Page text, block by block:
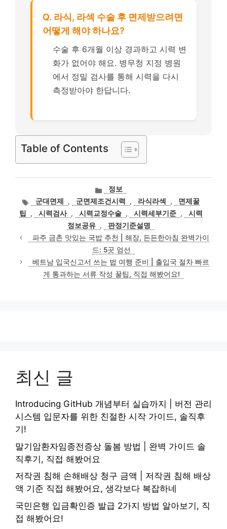
Q. 라식, 라섹 수술 후 면제받으려면
어떻게 해야 하나요?
수술 후 6개월 이상 경과하고 시력 변
화가 없어야 해요. 병무청 지정 병원
에서 정밀 검사를 통해 시력을 다시
측정받아야 한답니다.
Table of Contents
카
테
고
리
정보
태군대면제 , 군면제조건시력 , 라식라섹 ,
면제꿀
팁
, 시력검사 , 시력교정수술 , 시력세부기준 ,
시력
정보공유 ,
판정기준설명
파주 금촌 맛있는 국밥 추천 | 해장, 든든한아침 완벽가이
드: 5곳 엄선
베트남 입국신고서 쓰는 법 여행 준비 | 출입국 절차 빠르
게 통과하는 서류 작성 꿀팁, 직접 해봤어요!
최신 글
Introducing GitHub 개념부터 실습까지 | 버전 관리
시스템 입문자를 위한 친절한 시작 가이드, 솔직후
기!
말기암환자임종전증상 돌봄 방법 | 완벽 가이드 솔
직후기, 직접 해봤어요
저작권 침해 손해배상 청구 금액 | 저작권 침해 배상
액 기준 직접 해봤어요, 생각보다 복잡하네
국민은행 입금확인증 발급 2가지 방법 알아보기, 직
접 해봤어요!